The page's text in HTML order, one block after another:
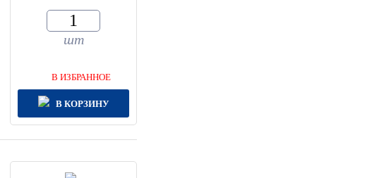
шт
В ИЗБРАННОЕ
В КОРЗИНУ